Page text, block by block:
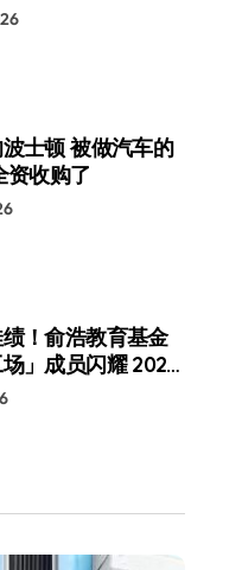
士顿 被做汽车的
资收购了
！俞浩教育基金
」成员闪耀 2026
器人世界杯